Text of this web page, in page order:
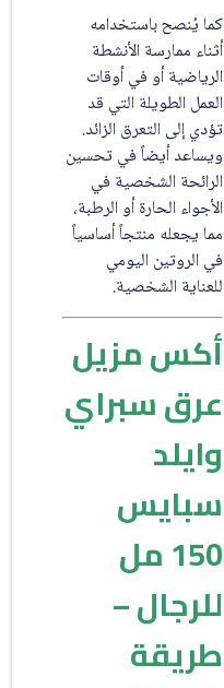
كما يُنصح باستخدامه
أثناء ممارسة الأنشطة
الرياضية أو في أوقات
العمل الطويلة التي قد
تؤدي إلى التعرق الزائد.
ويساعد أيضاً في تحسين
الرائحة الشخصية في
الأجواء الحارة أو الرطبة،
مما يجعله منتجاً أساسياً
في الروتين اليومي
للعناية الشخصية.
أكس مزيل
عرق سبراي
وايلد
سبايس
150 مل
للرجال –
طريقة